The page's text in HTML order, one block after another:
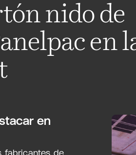
nido de
en
en
fabricantes de